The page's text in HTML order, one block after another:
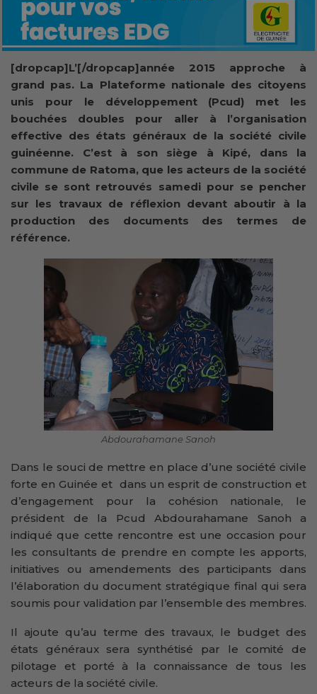
[dropcap]L’[/dropcap]année 2015 approche à
grand pas. La Plateforme nationale des citoyens
unis pour le développement (Pcud) met les
bouchées doubles pour aller à l’organisation
effective des états généraux de la société civile
guinéenne. C’est à son siège à Kipé, dans la
commune de Ratoma, que les acteurs de la société
civile se sont retrouvés samedi pour se pencher
sur les travaux de réflexion devant aboutir à la
production des documents des termes de
référence.
Abdourahamane Sanoh
Dans le souci de mettre en place d’une société civile
forte en Guinée et dans un esprit de construction et
d’engagement pour la cohésion nationale, le
président de la Pcud Abdourahamane Sanoh a
indiqué que cette rencontre est une occasion pour
les consultants de prendre en compte les apports,
initiatives ou amendements des participants dans
l’élaboration du document stratégique final qui sera
soumis pour validation par l’ensemble des membres.
Il ajoute qu’au terme des travaux, le budget des
états généraux sera synthétisé par le comité de
pilotage et porté à la connaissance de tous les
acteurs de la société civile.